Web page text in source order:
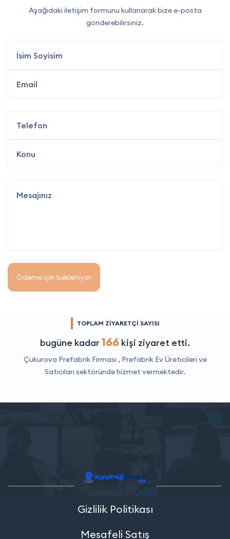
Aşağıdaki iletişim formunu kullanarak bize e-posta
gönderebilirsiniz.
Ödeme için bekleniyor
TOPLAM ZİYARETÇİ SAYISI
bugüne kadar 166 kişi ziyaret etti.
Çukurova Prefabrik Firması , Prefabrik Ev Üreticileri ve
Satıcıları sektöründe hizmet vermektedir.
Gizlilik Politikası
Mesafeli Satış